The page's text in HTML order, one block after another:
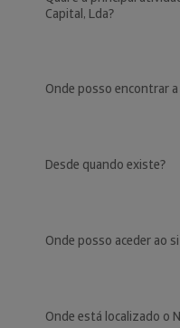
Capital, Lda?
Onde posso encontrar a
Desde quando existe?
Onde posso aceder ao
Onde está localizado o